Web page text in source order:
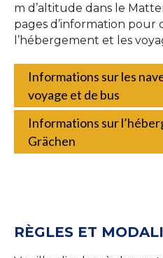
m d’altitude dans le
pages d’information pour
l’hébergement et les
Informations sur les
voyage et de bus
Informations sur
Grächen
RÈGLES ET